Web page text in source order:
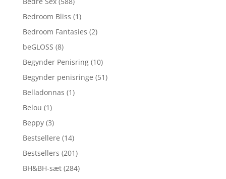
Bedroom Bliss (1)
Bedroom Fantasies (2)
beGLOSS (8)
Begynder Penisring (10)
Begynder penisringe (51)
Belladonnas (1)
Belou (1)
Beppy (3)
Bestsellere (14)
Bestsellers (201)
BH&BH-sæt (284)